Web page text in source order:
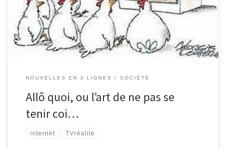
mais,«Allô quoi!»
NOUVELLES EN 3 LIGNES SOCIÉTÉ
Allô quoi, ou l’art de ne pas se
tenir coi…
internet TVréalité